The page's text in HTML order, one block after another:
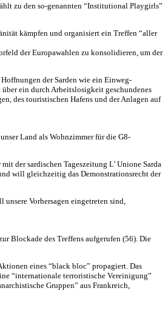
zu den so-genannten “Institutional Playgirls”
kämpfen und organisiert ein Treffen “aller
der Europawahlen zu konsolidieren, um der
der Sarden wie ein Einweg-
ein durch Arbeitslosigkeit geschundenes
des touristischen Hafens und der Anlagen auf
Land als Wohnzimmer für die G8-
der sardischen Tageszeitung L’ Unione Sarda
will gleichzeitig das Demonstrationsrecht der
Vorhersagen eingetreten sind,
Blockade des Treffens aufgerufen (56). Die
eines “black bloc” propagiert. Das
“internationale terroristische Vereinigung”
Gruppen” aus Frankreich,